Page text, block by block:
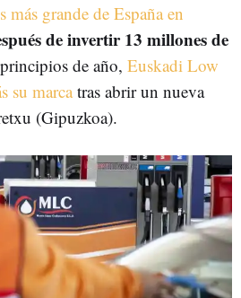
más grande de España en
de invertir 13 millones de
de año, Euskadi Low
su marcatras abrir un nueva
(Gipuzkoa).